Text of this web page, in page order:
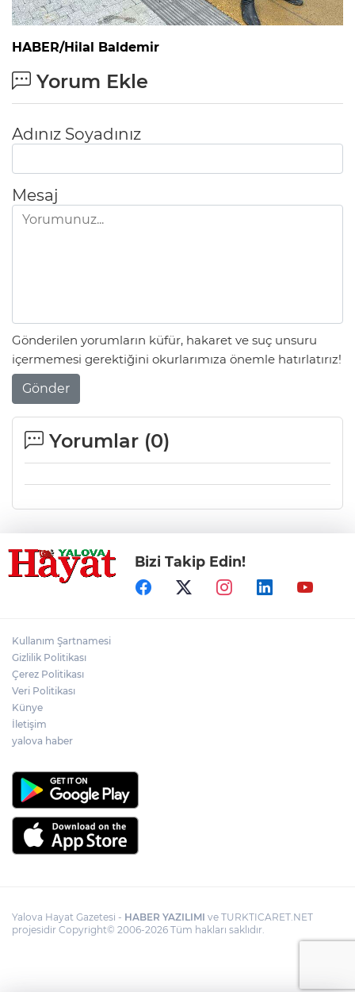
HABER/Hilal Baldemir
Yorum Ekle
Adınız Soyadınız
Mesaj
Gönderilen yorumların küfür, hakaret ve suç unsuru
içermemesi gerektiğini okurlarımıza önemle hatırlatırız!
Gönder
Yorumlar (0)
Bizi Takip Edin!
Kullanım Şartnamesi
Gizlilik Politikası
Çerez Politikası
Veri Politikası
Künye
İletişim
yalova haber
Yalova Hayat Gazetesi - HABER YAZILIMI ve TURKTICARET.NET
projesidir Copyright© 2006-2026 Tüm hakları saklıdır.